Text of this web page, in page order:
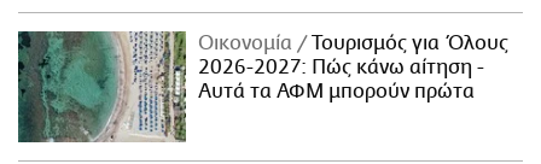
Οικονομία
Τουρισμός για Όλους
2026-2027: Πώς κάνω αίτηση -
Αυτά τα ΑΦΜ μπορούν πρώτα